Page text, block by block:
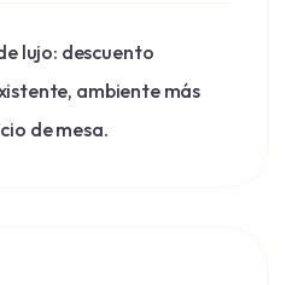
lujo: descuento
ambiente más
de mesa.